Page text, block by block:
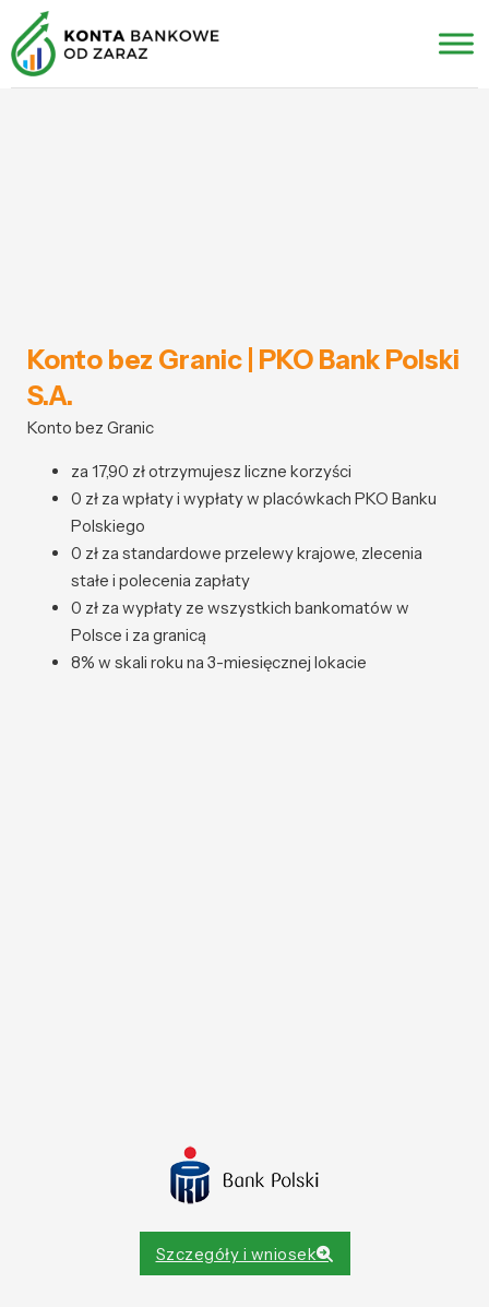
Konto bez Granic | PKO Bank Polski
S.A.
Konto bez Granic
za 17,90 zł otrzymujesz liczne korzyści
0 zł za wpłaty i wypłaty w placówkach PKO Banku
Polskiego
0 zł za standardowe przelewy krajowe, zlecenia
stałe i polecenia zapłaty
0 zł za wypłaty ze wszystkich bankomatów w
Polsce i za granicą
8% w skali roku na 3-miesięcznej lokacie
Szczegóły i wniosek